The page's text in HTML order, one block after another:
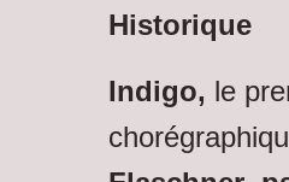
Historique
Indigo, le